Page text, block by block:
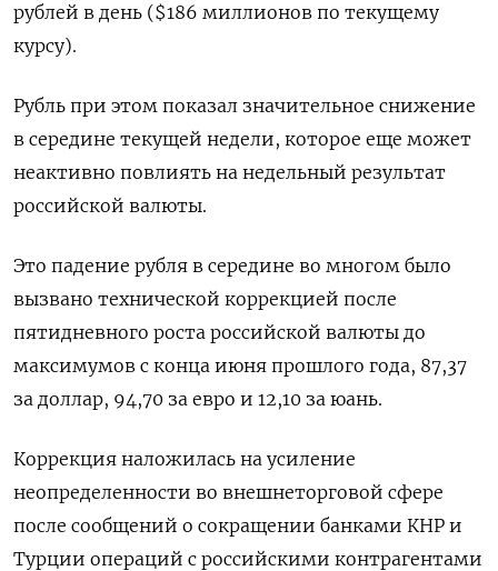
рублей в день ($186 миллионов по текущему
курсу).
Рубль при этом показал значительное снижение
в середине текущей недели, которое еще может
неактивно повлиять на недельный результат
российской валюты.
Это падение рубля в середине во многом было
вызвано технической коррекцией после
пятидневного роста российской валюты до
максимумов с конца июня прошлого года, 87,37
за доллар, 94,70 за евро и 12,10 за юань.
Коррекция наложилась на усиление
неопределенности во внешнеторговой сфере
после сообщений о сокращении банками КНР и
Турции операций с российскими контрагентами